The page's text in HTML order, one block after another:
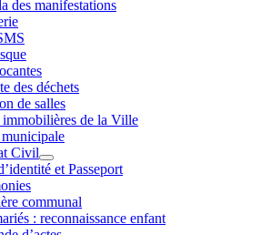
des manifestations
des déchets
de salles
de la Ville
Civil
et Passeport
communal
: reconnaissance enfant